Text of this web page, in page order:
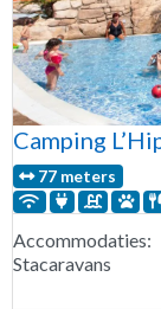
Camping
77 meters
Accommodaties:
Stacaravans